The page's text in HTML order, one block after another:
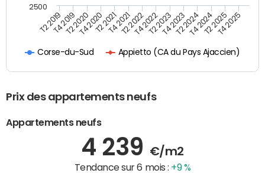
Corse-du-Sud Appietto (CA du Pays Ajaccien)
T2 2019T4 2019T2 2020T4 2020T2 2021T4 2021T2 2022T4 2022T2 2023T4 2023T2 2024T4 2024T2 2025T4 2025
2500
Prix des appartements neufs
Appartements neufs
4 239 €/m2
Tendance sur 6 mois : +9 %